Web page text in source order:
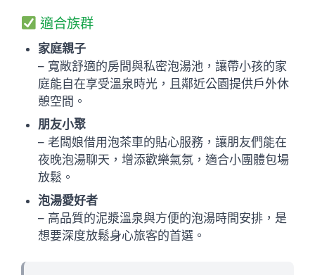
適合族群
家庭親子
– 寬敞舒適的房間與私密泡湯池，讓帶小孩的家
庭能自在享受溫泉時光，且鄰近公園提供戶外休
憩空間。
朋友小聚
– 老闆娘借用泡茶車的貼心服務，讓朋友們能在
夜晚泡湯聊天，增添歡樂氣氛，適合小團體包場
放鬆。
泡湯愛好者
– 高品質的泥漿溫泉與方便的泡湯時間安排，是
想要深度放鬆身心旅客的首選。